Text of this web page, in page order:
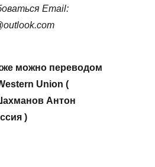
Email:
можно переводом
Union (
Антон
)